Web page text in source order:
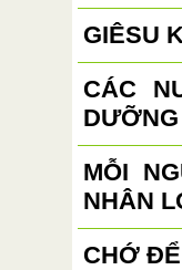
GIÊSU
CÁC
MỖI
NHÂN
CHỚ